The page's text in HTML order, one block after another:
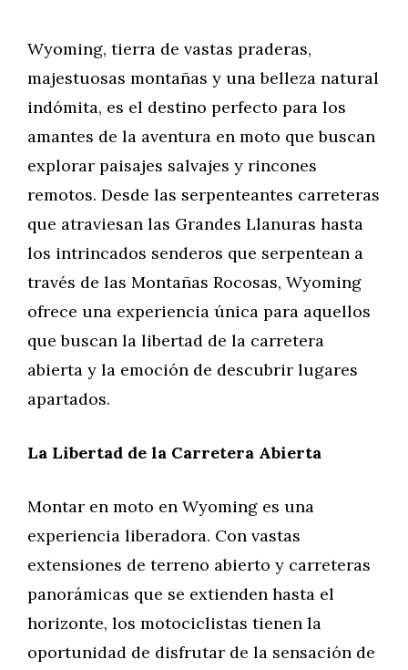
Wyoming, tierra de vastas praderas,
majestuosas montañas y una belleza natural
indómita, es el destino perfecto para los
amantes de la aventura en moto que buscan
explorar paisajes salvajes y rincones
remotos. Desde las serpenteantes carreteras
que atraviesan las Grandes Llanuras hasta
los intrincados senderos que serpentean a
través de las Montañas Rocosas, Wyoming
ofrece una experiencia única para aquellos
que buscan la libertad de la carretera
abierta y la emoción de descubrir lugares
apartados.
La Libertad de la Carretera Abierta
Montar en moto en Wyoming es una
experiencia liberadora. Con vastas
extensiones de terreno abierto y carreteras
panorámicas que se extienden hasta el
horizonte, los motociclistas tienen la
oportunidad de disfrutar de la sensación de